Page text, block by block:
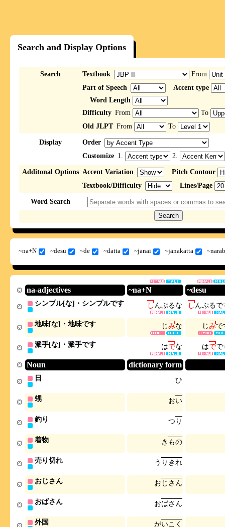
Search and Display Options
Search Textbook
From
Part of Speech
Accent type
Word Length
Difficulty From
To
Old JLPT From To
Display
Order
Customize 1. 2.
Additonal Options Accent Variation
Pitch Contour
Textbook/Difficulty
Lines/Page
Word Search
~na+N ~desu ~de ~datta ~janai ~janakatta
na-adjectives ~na+N ~desu
シンプル[な]・シンプルです しんぷるな しんぷるで
地味[な]・地味です じみな じみで
派手[な]・派手です はでな はでで
Noun dictionary form
日 ひ
甥 おい
釣り つ り
着物 き もの
売り切れ う り きれ
おじさん お じさ ん
おばさん おばさ ん
外国 がいこ く